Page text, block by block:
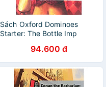
Sách Oxford Dominoes
Starter: The Bottle Imp
94.600 đ